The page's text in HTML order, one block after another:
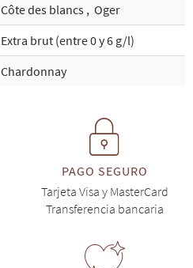
Côte des blancs , Oger
Extra brut (entre 0 y 6 g/l)
Chardonnay
PAGO SEGURO
Tarjeta Visa y MasterCard
Transferencia bancaria